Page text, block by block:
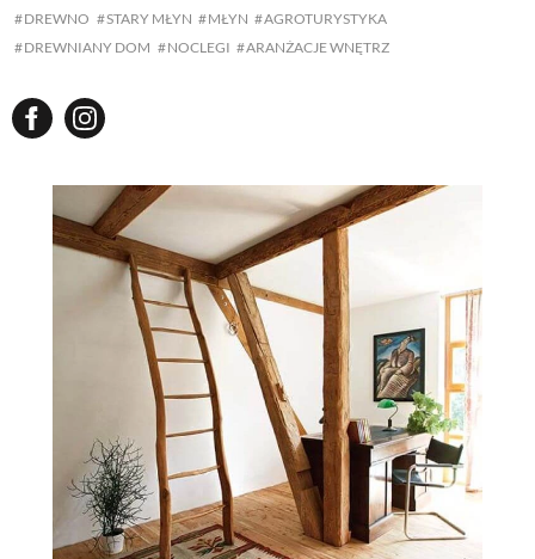
DREWNO STARY MŁYN MŁYN
AGROTURYSTYKA
DREWNIANY DOM
NOCLEGI ARANŻACJE WNĘTRZ